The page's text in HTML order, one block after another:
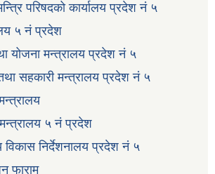
परिषदको कार्यालय प्रदेश नं ५
५ नं प्रदेश
योजना मन्त्रालय प्रदेश नं ५
सहकारी मन्त्रालय प्रदेश नं ५
५ नं प्रदेश
विकास निर्देशनालय प्रदेश नं ५
फाराम